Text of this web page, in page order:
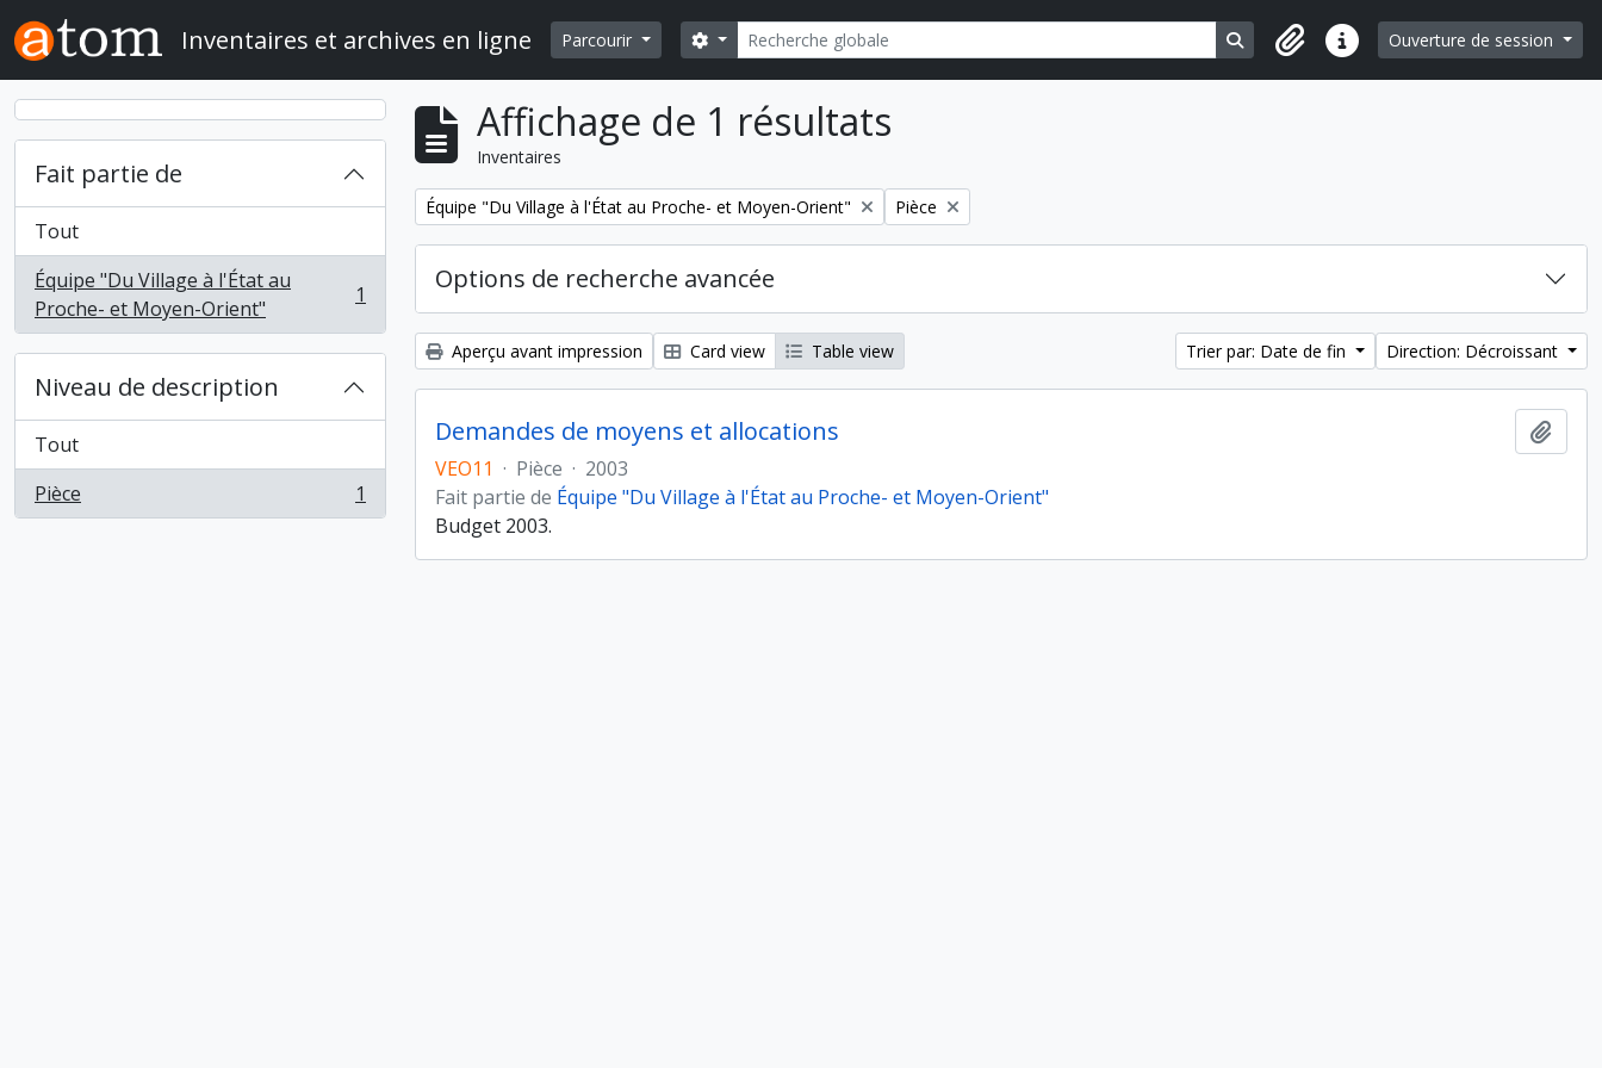
Skip to main content
Inventaires et archives en ligne Parcourir Rechercher
Search options Search in browse page
Liens rapidesOuverture de session
Fait partie de
Tout
Équipe "Du Village à l'État au
Proche- et Moyen-Orient"
, 1 résultats 1
Niveau de description
Tout
Pièce
, 1 résultats 1
Affichage de 1 résultats
Inventaires
Remove filter:
Équipe "Du Village à l'État au Proche- et Moyen-Orient" Remove filter:
Pièce
Options de recherche avancée
Aperçu avant impression Card view Table view Trier par: Date de fin Direction: Décroissant
Demandes de moyens et allocations
VEO11 · Pièce · 2003
Fait partie de Équipe "Du Village à l'État au Proche- et Moyen-Orient"
Budget 2003.